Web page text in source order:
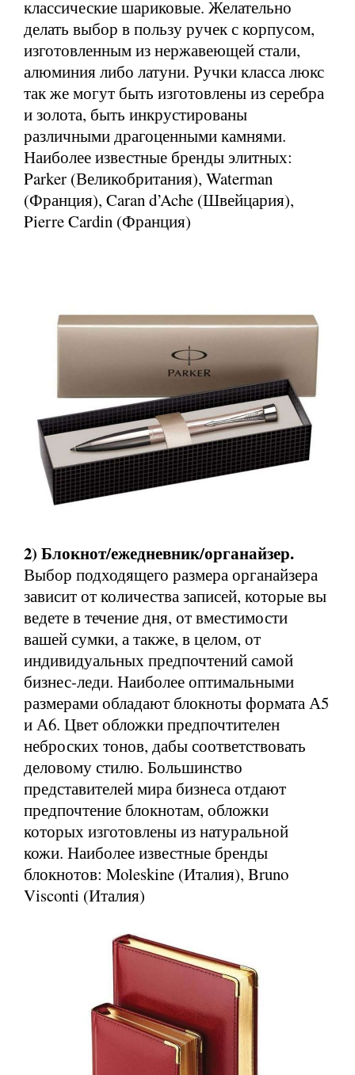
классические шариковые. Желательно
делать выбор в пользу ручек с корпусом,
изготовленным из нержавеющей стали,
алюминия либо латуни. Ручки класса люкс
так же могут быть изготовлены из серебра
и золота, быть инкрустированы
различными драгоценными камнями.
Наиболее известные бренды элитных:
Parker (Великобритания), Waterman
(Франция), Caran d’Ache (Швейцария),
Pierre Cardin (Франция)
2) Блокнот/ежедневник/органайзер.
Выбор подходящего размера органайзера
зависит от количества записей, которые вы
ведете в течение дня, от вместимости
вашей сумки, а также, в целом, от
индивидуальных предпочтений самой
бизнес-леди. Наиболее оптимальными
размерами обладают блокноты формата А5
и А6. Цвет обложки предпочтителен
неброских тонов, дабы соответствовать
деловому стилю. Большинство
представителей мира бизнеса отдают
предпочтение блокнотам, обложки
которых изготовлены из натуральной
кожи. Наиболее известные бренды
блокнотов: Moleskine (Италия), Bruno
Visconti (Италия)